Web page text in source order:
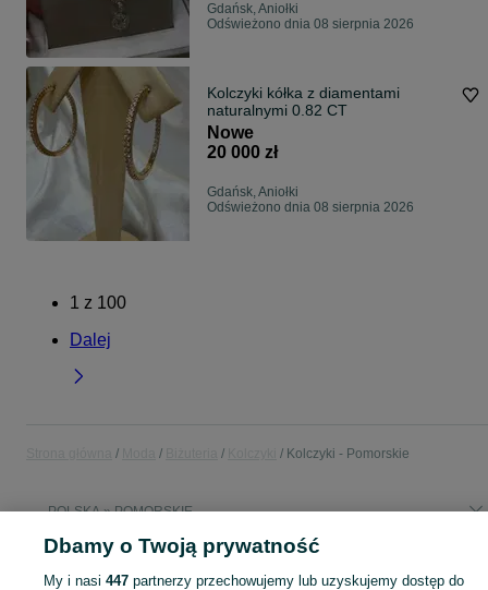
Gdańsk, Aniołki
Odświeżono dnia 08 sierpnia 2026
Kolczyki kółka z diamentami
naturalnymi 0.82 CT
Nowe
20 000 zł
Gdańsk, Aniołki
Odświeżono dnia 08 sierpnia 2026
1 z 100
Dalej
Kolczyki - Pomorskie
POLSKA » POMORSKIE
Dbamy o Twoją prywatność
My i nasi 447partnerzy przechowujemy lub uzyskujemy dostęp do